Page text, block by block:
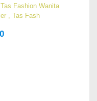
, Tas Fash